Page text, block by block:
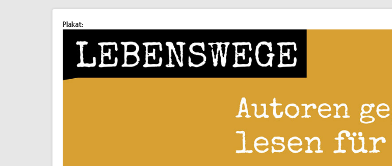
Plakat: